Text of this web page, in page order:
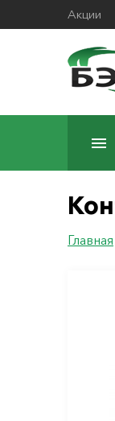
Акции
Главная